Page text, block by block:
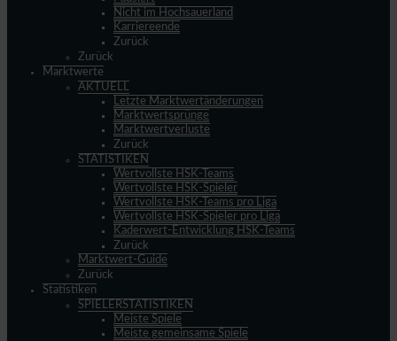
Nicht im Hochsauerland
Karriereende
Zurück
Zurück
Marktwerte
AKTUELL
Letzte Marktwertänderungen
Marktwertsprünge
Marktwertverluste
Zurück
STATISTIKEN
Wertvollste HSK-Teams
Wertvollste HSK-Spieler
Wertvollste HSK-Teams pro Liga
Wertvollste HSK-Spieler pro Liga
Kaderwert-Entwicklung HSK-Teams
Zurück
Marktwert-Guide
Zurück
Statistiken
SPIELERSTATISTIKEN
Meiste Spiele
Meiste gemeinsame Spiele